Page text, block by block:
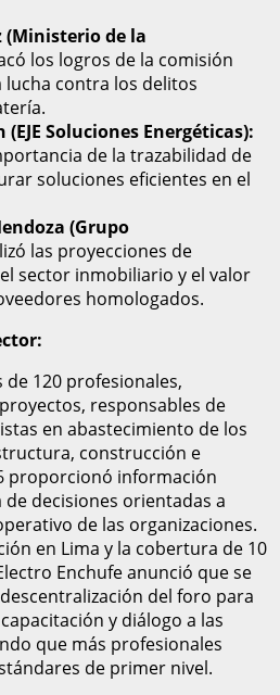
(Ministerio de la
los logros de la comisión
contra los delitos
(EJE Soluciones Energéticas):
de la trazabilidad de
soluciones eficientes en el
(Grupo
las proyecciones de
sector inmobiliario y el valor
homologados.
de 120 profesionales,
responsables de
en abastecimiento de los
construcción e
proporcionó información
decisiones orientadas a
de las organizaciones.
en Lima y la cobertura de 10
Enchufe anunció que se
del foro para
y diálogo a las
que más profesionales
de primer nivel.